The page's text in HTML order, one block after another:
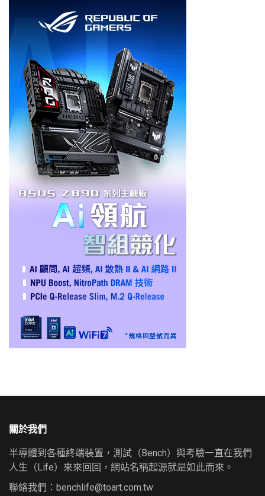
關於我們
半導體到各種終端裝置，測試（Bench）與考驗一直在我們
人生（Life）來來回回，網站名稱起源就是如此而來。
聯絡我們： benchlife@toart.com.tw